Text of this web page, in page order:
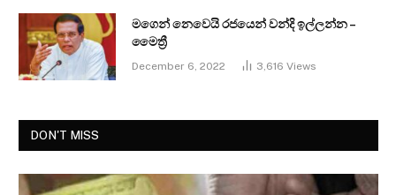
මගෙන් නෙවෙයි රජයෙන් වන්දි ඉල්ලන්න –
මෛත්‍රී
December 6, 2022 3,616 Views
DON'T MISS